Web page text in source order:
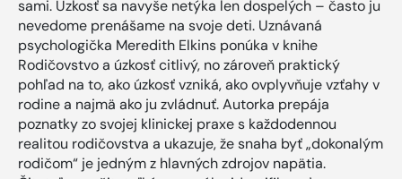
sami. Úzkosť sa navyše netýka len dospelých – často ju
nevedome prenášame na svoje deti. Uznávaná
psychologička Meredith Elkins ponúka v knihe
Rodičovstvo a úzkosť citlivý, no zároveň praktický
pohľad na to, ako úzkosť vzniká, ako ovplyvňuje vzťahy v
rodine a najmä ako ju zvládnuť. Autorka prepája
poznatky zo svojej klinickej praxe s každodennou
realitou rodičovstva a ukazuje, že snaha byť „dokonalým
rodičom“ je jedným z hlavných zdrojov napätia.